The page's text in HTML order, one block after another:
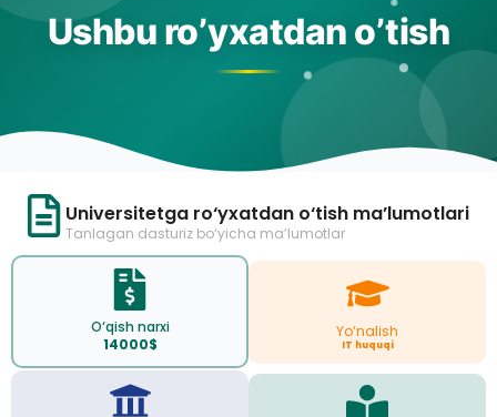
Ushbu ro’yxatdan o’tish
Universitetga ro‘yxatdan o‘tish ma’lumotlari
Tanlagan dasturiz bo‘yicha ma’lumotlar
O‘qish narxi
14000$
Yo‘nalish
IT huquqi